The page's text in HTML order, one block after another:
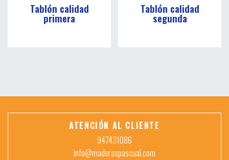
Tablón calidad
primera
Tablón calidad
segunda
ATENCIÓN AL CLIENTE
947431086
info@maderaspascual.com